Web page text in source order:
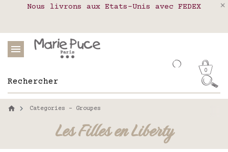
Notre site part en vacances !
Nous livrons aux Etats-Unis avec FEDEX
Livraison en relais colis en France,
0
Categories - Groupes
Les Filles en Liberty